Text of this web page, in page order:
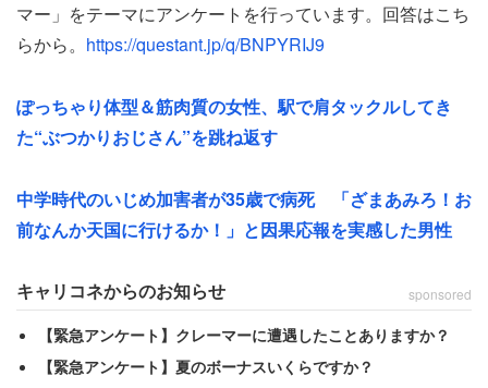
「2か月くらい前、昼間の10時か11時頃だったと思いま
と語り始めた。問題の客は70代くらいの男性客で、毎回注
ちょうど店の経営者が代わった頃で、店もバタバタしてい
男性はパンを注文した4日後、受け取りにやって来た。
「注文されていたのは、1個120円くらいのメロンパン4個
でした。ところが発注では4個頼んだものの、入荷した数
マー」をテーマにアンケートを行っています。回答はこち
らから。 https://questant.jp/q/BNPYRIJ9
ぽっちゃり体型＆筋肉質の女性、駅で肩タックルしてき
た“ぶつかりおじさん”を跳ね返す
中学時代のいじめ加害者が35歳で病死 「ざまあみろ！お
前なんか天国に行けるか！」と因果応報を実感した男性
キャリコネからのお知らせ sponsored
【緊急アンケート】クレーマーに遭遇したことありますか？
【緊急アンケート】夏のボーナスいくらですか？